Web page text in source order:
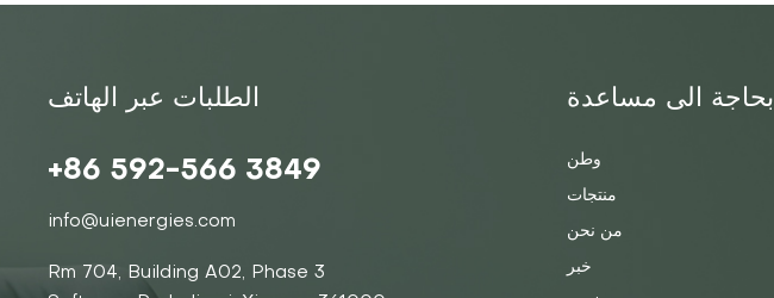
الطلبات عبر الهاتف
+86 592-566 3849
info@uienergies.com
Rm 704, Building A02, Phase 3
بحاجة الى مساعدة
وطن
منتجات
من نحن
خبر